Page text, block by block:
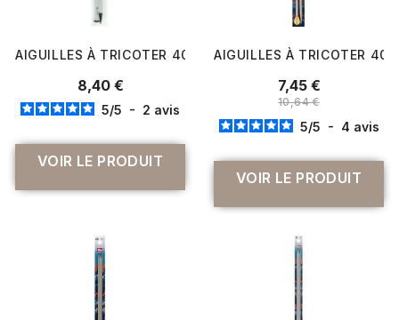
AIGUILLES À TRICOTER 40 CM PLASTIQUE N°12 À 25 -
8,40 €
5/5 - 2 avis
VOIR LE PRODUIT
AIGUILLES À TRICOTER 40
7,45 €
10,64 €
5/5 - 4 avis
VOIR LE PRODUIT